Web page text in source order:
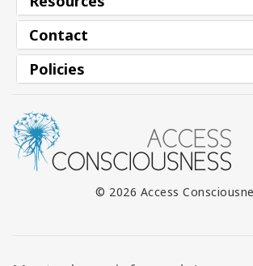
Contact
Policies
© 2026 Access